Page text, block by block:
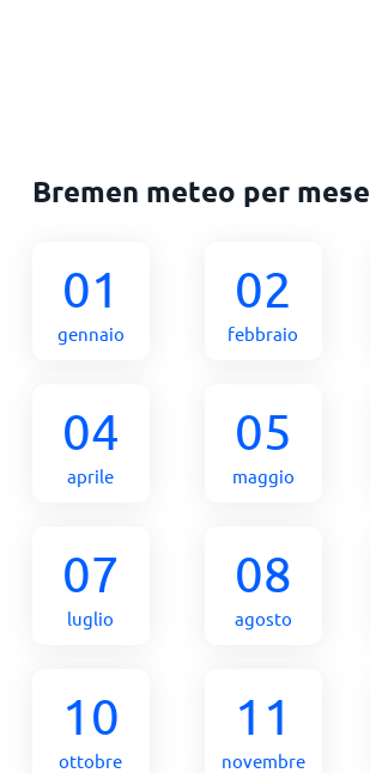
Bremen meteo per mese
01
gennaio
02
febbraio
04
aprile
05
maggio
07
luglio
08
agosto
10
ottobre
11
novembre